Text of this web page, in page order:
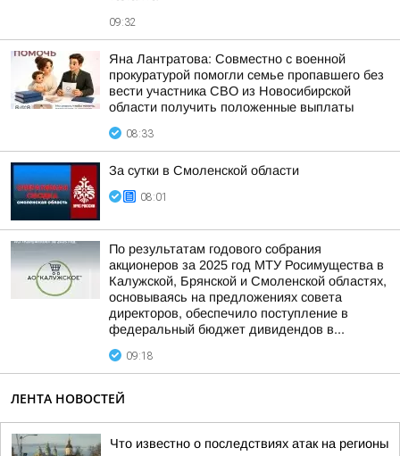
09:32
Яна Лантратова: Совместно с военной
прокуратурой помогли семье пропавшего без
вести участника СВО из Новосибирской
области получить положенные выплаты
08:33
За сутки в Смоленской области
08:01
По результатам годового собрания
акционеров за 2025 год МТУ Росимущества в
Калужской, Брянской и Смоленской областях,
основываясь на предложениях совета
директоров, обеспечило поступление в
федеральный бюджет дивидендов в...
09:18
ЛЕНТА НОВОСТЕЙ
Что известно о последствиях атак на регионы